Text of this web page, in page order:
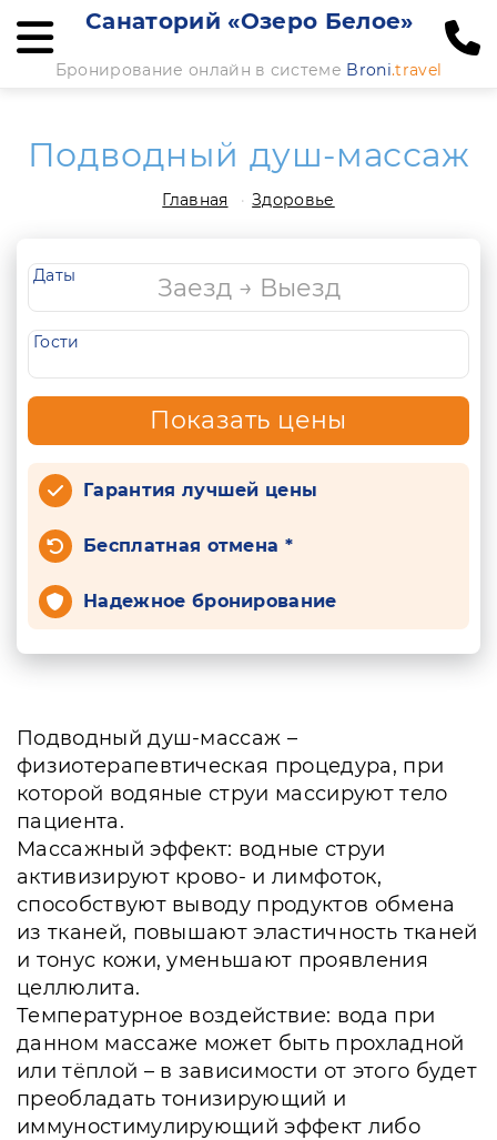
Санаторий «Озеро Белое»
Бронирование онлайн в системе Broni.travel
Подводный душ-массаж
Главная Здоровье
Даты
Гости
Показать цены
Гарантия лучшей цены
Бесплатная отмена *
Надежное бронирование
Подводный душ-массаж –
физиотерапевтическая процедура, при
которой водяные струи массируют тело
пациента.
Массажный эффект: водные струи
активизируют крово- и лимфоток,
способствуют выводу продуктов обмена
из тканей, повышают эластичность тканей
и тонус кожи, уменьшают проявления
целлюлита.
Температурное воздействие: вода при
данном массаже может быть прохладной
или тёплой – в зависимости от этого будет
преобладать тонизирующий и
иммуностимулирующий эффект либо